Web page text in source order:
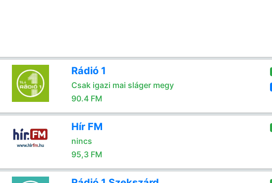
Rádió 1
Csak igazi mai sláger megy
90.4 FM
Hír FM
nincs
95,3 FM